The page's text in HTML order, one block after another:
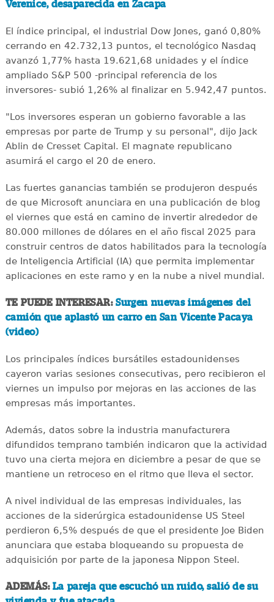
Verenice, desaparecida en Zacapa
El índice principal, el industrial Dow Jones, ganó 0,80%
cerrando en 42.732,13 puntos, el tecnológico Nasdaq
avanzó 1,77% hasta 19.621,68 unidades y el índice
ampliado S&P 500 -principal referencia de los
inversores- subió 1,26% al finalizar en 5.942,47 puntos.
"Los inversores esperan un gobierno favorable a las
empresas por parte de Trump y su personal", dijo Jack
Ablin de Cresset Capital. El magnate republicano
asumirá el cargo el 20 de enero.
Las fuertes ganancias también se produjeron después
de que Microsoft anunciara en una publicación de blog
el viernes que está en camino de invertir alrededor de
80.000 millones de dólares en el año fiscal 2025 para
construir centros de datos habilitados para la tecnología
de Inteligencia Artificial (IA) que permita implementar
aplicaciones en este ramo y en la nube a nivel mundial.
TE PUEDE INTERESAR:Surgen nuevas imágenes del
camión que aplastó un carro en San Vicente Pacaya
(video)
Los principales índices bursátiles estadounidenses
cayeron varias sesiones consecutivas, pero recibieron el
viernes un impulso por mejoras en las acciones de las
empresas más importantes.
Además, datos sobre la industria manufacturera
difundidos temprano también indicaron que la actividad
tuvo una cierta mejora en diciembre a pesar de que se
mantiene un retroceso en el ritmo que lleva el sector.
A nivel individual de las empresas individuales, las
acciones de la siderúrgica estadounidense US Steel
perdieron 6,5% después de que el presidente Joe Biden
anunciara que estaba bloqueando su propuesta de
adquisición por parte de la japonesa Nippon Steel.
ADEMÁS: La pareja que escuchó un ruido, salió de su